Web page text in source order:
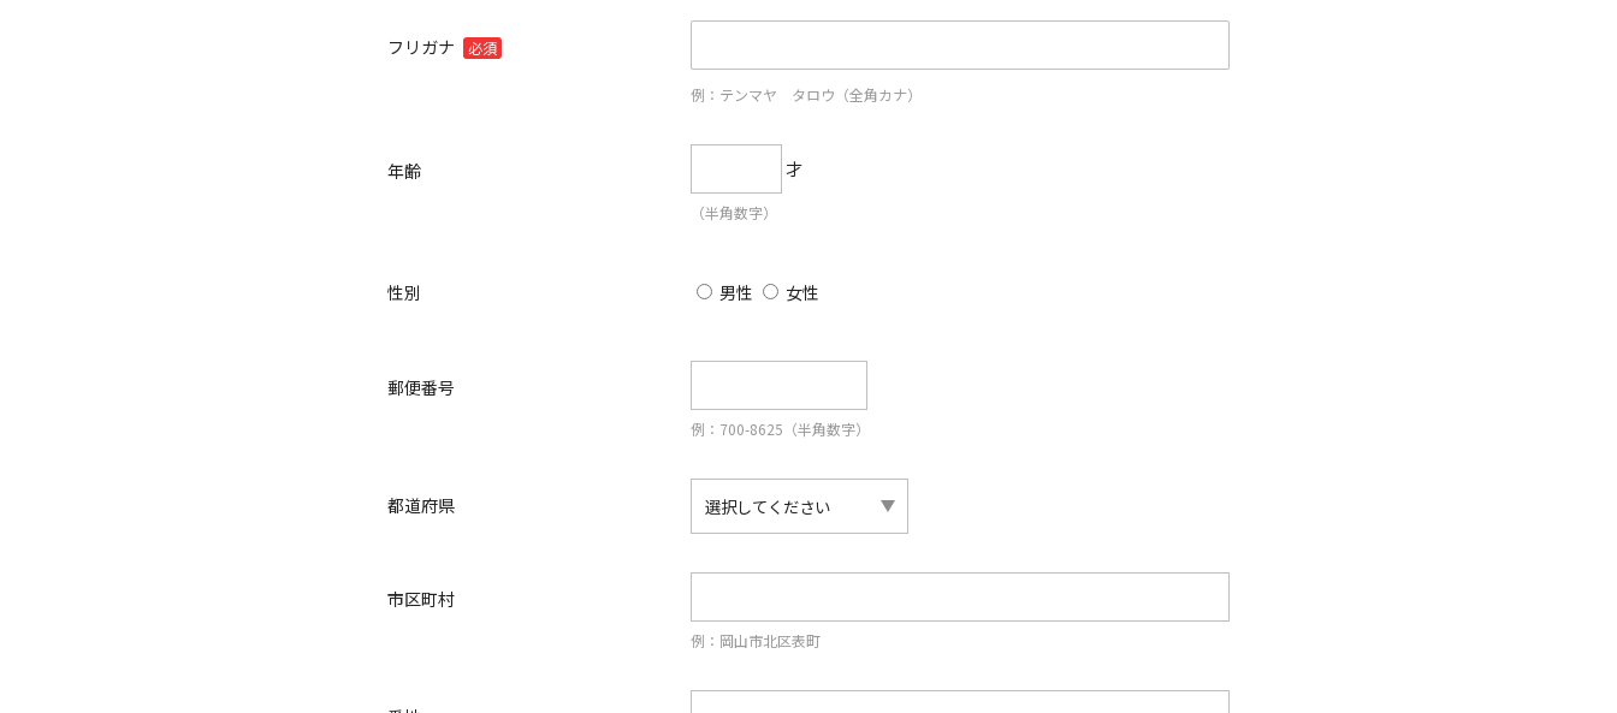
フリガナ 必須
例：テンマヤ タロウ（全角カナ）
年齢 才
（半角数字）
性別 男性 女性
郵便番号
例：700-8625（半角数字）
都道府県
市区町村
例：岡山市北区表町